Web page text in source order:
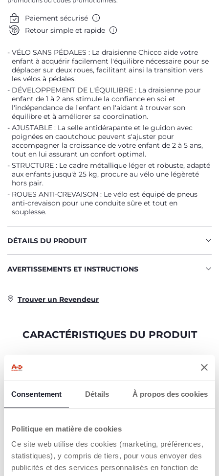
Consentement Détails À propos des cookies
Politique en matière de cookies
Ce site web utilise des cookies (marketing, préférences,
statistiques), y compris de tiers, pour vous envoyer des
publicités et des services personnalisés en fonction de
Paiement sécurisé
Retour simple et rapide
VÉLO SANS PÉDALES : La draisienne Chicco aide votre
enfant à acquérir facilement l'équilibre nécessaire pour se
déplacer sur deux roues, facilitant ainsi la transition vers
les vélos à pédales.
DÉVELOPPEMENT DE L'ÉQUILIBRE : La draisienne pour
enfant de 1 à 2 ans stimule la confiance en soi et
l'indépendance de l'enfant en l'aidant à trouver son
équilibre et à améliorer sa coordination.
AJUSTABLE : La selle antidérapante et le guidon avec
poignées en caoutchouc peuvent s'ajuster pour
accompagner la croissance de votre enfant de 2 à 5 ans,
tout en lui assurant un confort optimal.
STRUCTURE : Le cadre métallique léger et robuste, adapté
aux enfants jusqu'à 25 kg, procure au vélo une légèreté
hors pair.
ROUES ANTI-CREVAISON : Le vélo est équipé de pneus
anti-crevaison pour une conduite sûre et tout en
souplesse.
DÉTAILS DU PRODUIT
AVERTISSEMENTS ET INSTRUCTIONS
Trouver un Revendeur
CARACTÉRISTIQUES DU PRODUIT
VÉLO
Le premier vélo qui
aide les enfants à
développer leur
équilibre sur deux
MÉTALLIQUE
Pour faciliter la
transition vers les
vélos à pédales, la